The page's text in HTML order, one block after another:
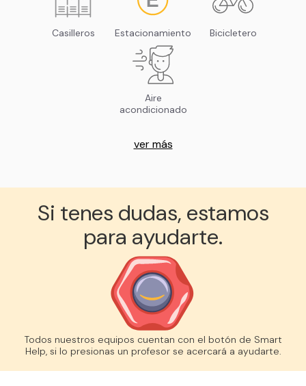
Casilleros Estacionamiento Bicicletero
Aire
acondicionado
ver más
Si tenes dudas, estamos
para ayudarte.
Todos nuestros equipos cuentan con el botón de Smart
Help, si lo presionas un profesor se acercará a ayudarte.